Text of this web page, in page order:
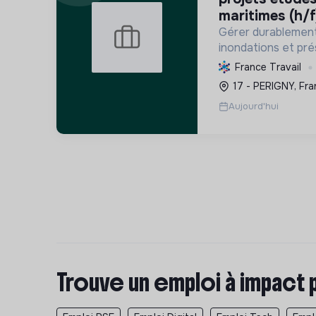
maritimes (h/
Gérer
inondations et
marais et zones
Maritime, par
d'œuvre.
France Travail
17 - PERIGNY,
Aujourd'hui
Trouve un emploi à